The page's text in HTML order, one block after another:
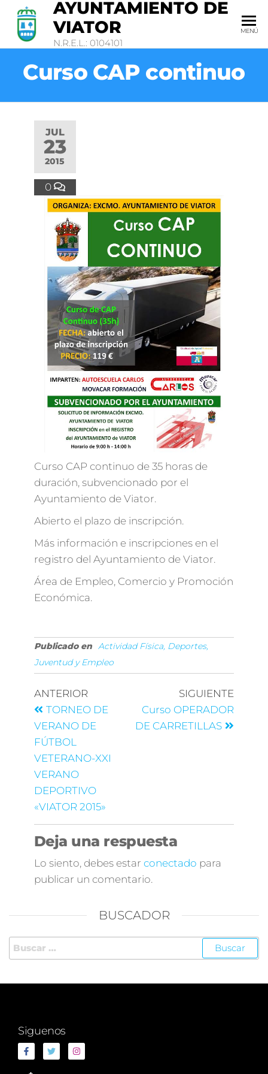
AYUNTAMIENTO DE
VIATOR
N.R.E.L.: 0104101
MENÚ
Curso CAP continuo
JUL
23
2015
0
Curso CAP continuo de 35 horas de
duración, subvencionado por el
Ayuntamiento de Viator.
Abierto el plazo de inscripción.
Más información e inscripciones en el
registro del Ayuntamiento de Viator.
Área de Empleo, Comercio y Promoción
Económica.
Publicado en Actividad Física, Deportes,
Juventud y Empleo
ANTERIOR
TORNEO DE
VERANO DE
FÚTBOL
VETERANO-XXI
VERANO
DEPORTIVO
«VIATOR 2015»
SIGUIENTE
Curso OPERADOR
DE CARRETILLAS
Deja una respuesta
Lo siento, debes estar conectado para
publicar un comentario.
BUSCADOR
Siguenos